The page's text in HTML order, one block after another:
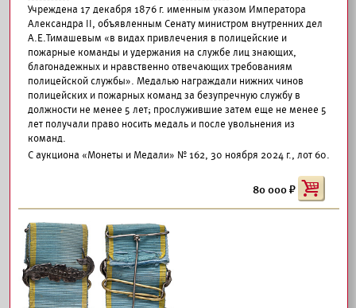
Учреждена 17 декабря 1876 г. именным указом Императора
Александра II, объявленным Сенату министром внутренних дел
А.Е.Тимашевым «в видах привлечения в полицейские и
пожарные команды и удержания на службе лиц знающих,
благонадежных и нравственно отвечающих требованиям
полицейской службы». Медалью награждали нижних чинов
полицейских и пожарных команд за безупречную службу в
должности не менее 5 лет; прослужившие затем еще не менее 5
лет получали право носить медаль и после увольнения из
команд.
С аукциона «Монеты и Медали» № 162, 30 ноября 2024 г., лот 60.
80 000